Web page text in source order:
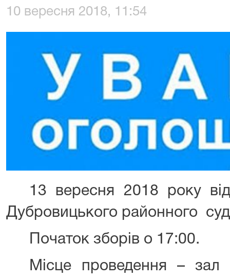
10 вересня 2018, 11:54
13 вересня 2018 року
Дубровицького районного
Початок зборів о 17:00.
Місце проведення –